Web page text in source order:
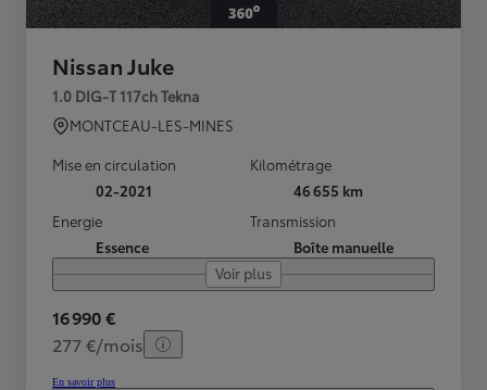
Nissan Juke
1.0 DIG-T 117ch Tekna
MONTCEAU-LES-MINES
Mise en circulation
02-2021
Kilométrage
46 655 km
Energie
Essence
Transmission
Boîte manuelle
Voir plus
16 990 €
277 €/mois
En savoir plus